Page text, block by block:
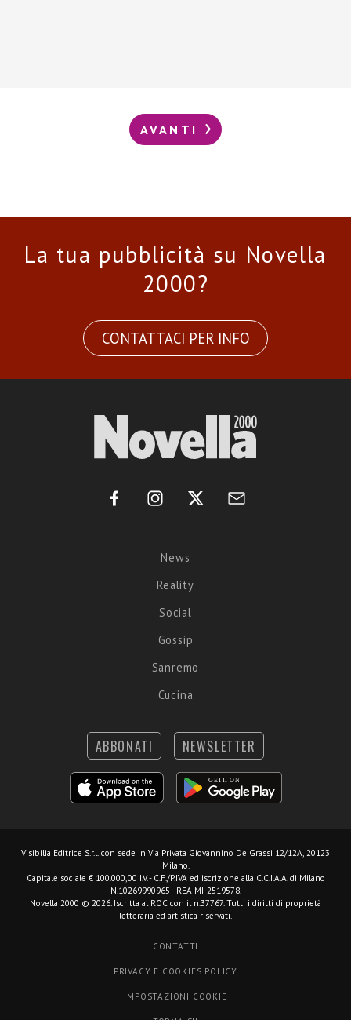
AVANTI
La tua pubblicità su Novella
2000?
CONTATTACI PER INFO
News
Reality
Social
Gossip
Sanremo
Cucina
ABBONATI NEWSLETTER
Visibilia Editrice S.r.l. con sede in Via Privata Giovannino De Grassi 12/12A, 20123
Milano.
Capitale sociale € 100.000,00 I.V. - C.F./P.IVA ed iscrizione alla C.C.I.A.A. di Milano
N.10269990965 - REA MI-2519578.
Novella 2000 © 2026. Iscritta al ROC con il n.37767. Tutti i diritti di proprietà
letteraria ed artistica riservati.
CONTATTI
PRIVACY E COOKIES POLICY
IMPOSTAZIONI COOKIE